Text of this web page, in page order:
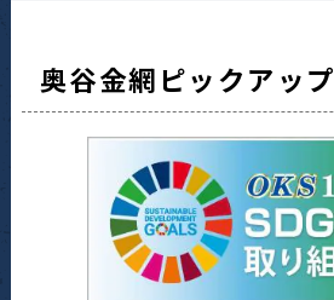
奥谷金網ピックアップ